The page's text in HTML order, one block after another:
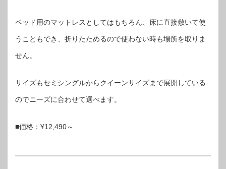
ベッド用のマットレスとしてはもちろん、床に直接敷いて使
うこともでき、折りたためるので使わない時も場所を取りま
せん。
サイズもセミシングルからクイーンサイズまで展開している
のでニーズに合わせて選べます。
■価格：¥12,490～